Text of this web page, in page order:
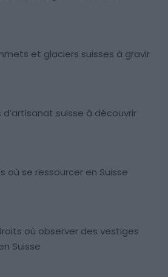
et glaciers suisses à gravir
d’artisanat suisse à découvrir
où se ressourcer en Suisse
où observer des vestiges
Suisse